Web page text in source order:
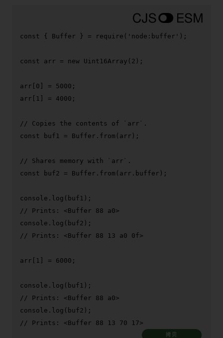
const { Buffer } = require ( 'node:buffer' );
const arr = new Uint16Array ( 2 );
arr[ 0 ] = 5000 ;
arr[ 1 ] = 4000 ;
// Copies the contents of `arr`.
const buf1 = Buffer . from (arr);
// Shares memory with `arr`.
const buf2 = Buffer . from (arr. buffer );
console . log
// Prints: <Buffer 88 a0>
console . log
// Prints: <Buffer 88 13 a0 0f>
arr[ 1 ] = 6000 ;
console . log
// Prints: <Buffer 88 a0>
console . log
// Prints: <Buffer 88 13 70 17>
拷贝